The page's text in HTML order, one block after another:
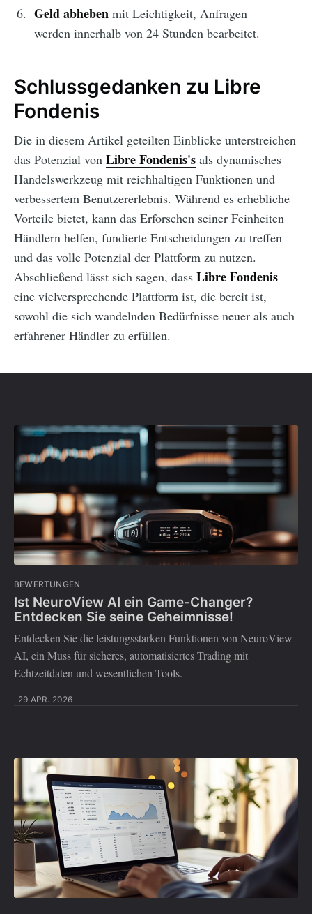
Geld abhebenmit Leichtigkeit, Anfragen
werden innerhalb von 24 Stunden bearbeitet.
Schlussgedanken zu Libre
Fondenis
Die in diesem Artikel geteilten Einblicke unterstreichen
das Potenzial von Libre Fondenis's als dynamisches
Handelswerkzeug mit reichhaltigen Funktionen und
verbessertem Benutzererlebnis. Während es erhebliche
Vorteile bietet, kann das Erforschen seiner Feinheiten
Händlern helfen, fundierte Entscheidungen zu treffen
und das volle Potenzial der Plattform zu nutzen.
Abschließend lässt sich sagen, dass Libre Fondenis
eine vielversprechende Plattform ist, die bereit ist,
sowohl die sich wandelnden Bedürfnisse neuer als auch
erfahrener Händler zu erfüllen.
BEWERTUNGEN
Ist NeuroView AI ein Game-Changer?
Entdecken Sie seine Geheimnisse!
Entdecken Sie die leistungsstarken Funktionen von NeuroView
AI, ein Muss für sicheres, automatisiertes Trading mit
Echtzeitdaten und wesentlichen Tools.
29 APR. 2026